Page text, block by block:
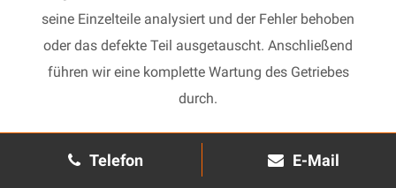
Telefon E-Mail
seine Einzelteile analysiert und der Fehler behoben
oder das defekte Teil ausgetauscht. Anschließend
führen wir eine komplette Wartung des Getriebes
durch.
2. Manuelles Getriebe:
Die Reparatur eines komplexen
Schaltgetriebes ist äußerst aufwendig und benötigt